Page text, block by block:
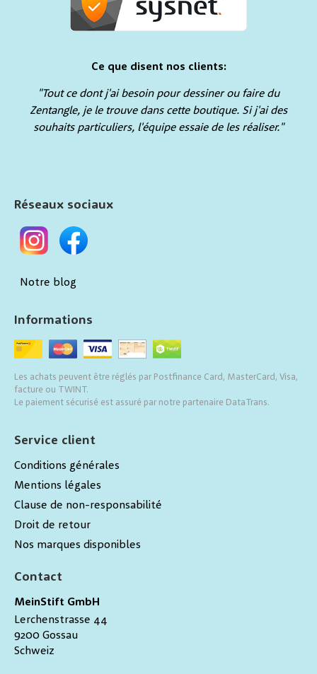
Ce que disent nos clients:
"Tout ce dont j'ai besoin pour dessiner ou faire du
Zentangle, je le trouve dans cette boutique. Si j'ai des
souhaits particuliers, l'équipe essaie de les réaliser."
Contact
MeinStift GmbH
Lerchenstrasse 44
9200 Gossau
Schweiz
Service client
Conditions générales
Mentions légales
Clause de non-responsabilité
Droit de retour
Nos marques disponibles
Informations
Les achats peuvent être réglés par Postfinance Card, MasterCard, Visa,
facture ou TWINT.
Le paiement sécurisé est assuré par notre partenaire DataTrans.
Réseaux sociaux
Notre blog